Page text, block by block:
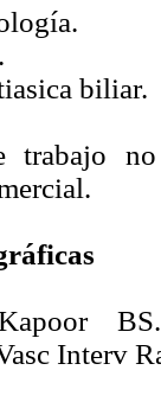
biliar.
trabajo
BS.
Interv